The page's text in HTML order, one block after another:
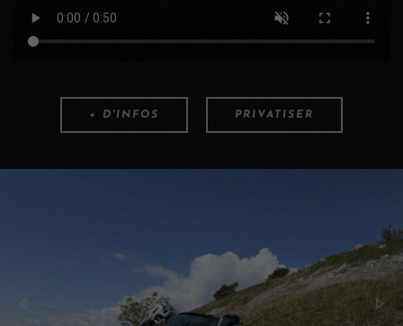
+ D'INFOS PRIVATISER